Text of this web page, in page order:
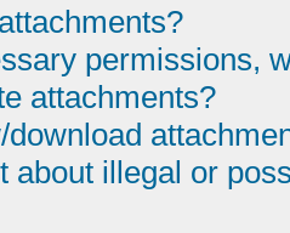
permissions,
attachments?
about illegal or